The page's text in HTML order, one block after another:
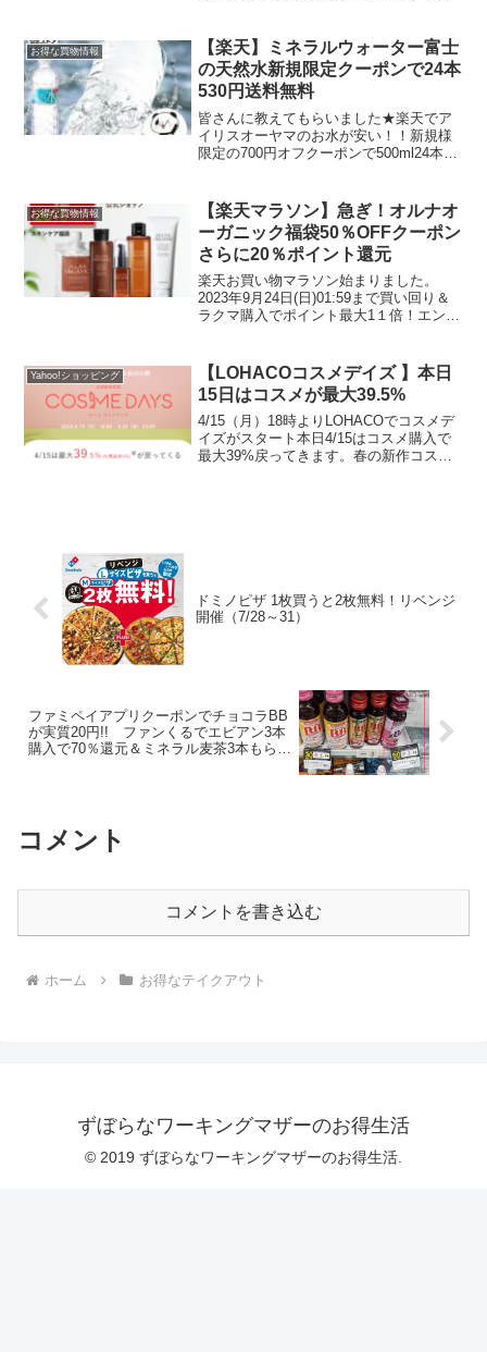
レルビ56錠 ×3 鼻水・鼻炎の売れ筋ラン
キン...
お得な買物情報
【楽天】ミネラルウォーター富士
の天然水新規限定クーポンで24本
530円送料無料
皆さんに教えてもらいました★楽天でア
イリスオーヤマのお水が安い！！新規様
限定の700円オフクーポンで500ml24本で
ちら水 500ml 24本 ラベルレ...
お得な買物情報
【楽天マラソン】急ぎ！オルナオ
ーガニック福袋50％OFFクーポン
さらに20％ポイント還元
楽天お買い物マラソン始まりました。
2023年9月24日(日)01:59まで買い回り＆
ラクマ購入でポイント最大1１倍！エント
まで2個以上で使える50％OFFクーポン...
Yahoo!ショッピング
【LOHACOコスメデイズ 】本日
15日はコスメが最大39.5%
4/15（月）18時よりLOHACOでコスメデ
イズがスタート本日4/15はコスメ購入で
最大39%戻ってきます。春の新作コスメ
ドミノピザ 1枚買うと2枚無料！リベンジ
開催（7/28～31）
ファミペイアプリクーポンでチョコラBB
が実質20円!! ファンくるでエビアン3本
購入で70％還元＆ミネラル麦茶3本もらえ
コメント
コメントを書き込む
ホーム お得なテイクアウト
ずぼらなワーキングマザーのお得生活
© 2019 ずぼらなワーキングマザーのお得生活.